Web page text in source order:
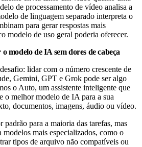
de processamento de vídeo analisa a
de linguagem separado interpreta o
para gerar respostas mais
modelo de uso geral poderia oferecer.
modelo de IA sem dores de cabeça
lidar com o número crescente de
Gemini, GPT e Grok pode ser algo
o Auto, um assistente inteligente que
o melhor modelo de IA para a sua
documentos, imagens, áudio ou vídeo.
padrão para a maioria das tarefas, mas
modelos mais especializados, como o
tipos de arquivo não compatíveis ou